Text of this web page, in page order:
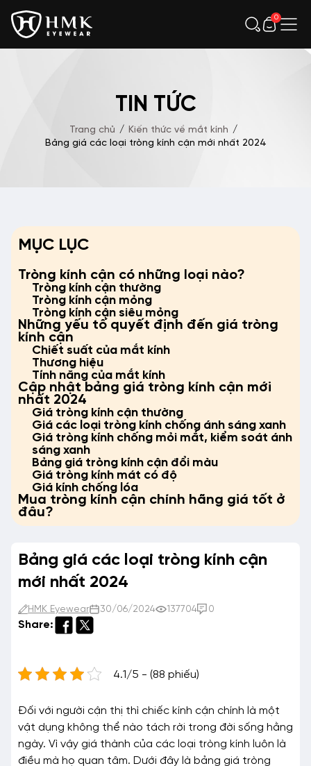
0
TIN TỨC
Trang chủ / Kiến thức về mắt kính /
Bảng giá các loại tròng kính cận mới nhất 2024
Bảng giá các loại tròng kính cận
mới nhất 2024
HMK Eyewear 30/06/2024 137704 0
Share:
4.1/5 - (88 phiếu)
Đối với người cận thị thì chiếc kính cận chính là một
vật dụng không thể nào tách rời trong đời sống hằng
ngày. Vì vậy giá thành của các loại tròng kính luôn là
điều mà họ quan tâm. Dưới đây là bảng giá tròng
MỤC LỤC
Tròng kính cận có những loại nào?
Tròng kính cận thường
Tròng kính cận mỏng
Tròng kính cận siêu mỏng
Những yếu tố quyết định đến giá tròng
kính cận
Chiết suất của mắt kính
Thương hiệu
Tính năng của mắt kính
Cập nhật bảng giá tròng kính cận mới
nhất 2024
Giá tròng kính cận thường
Giá các loại tròng kính chống ánh sáng xanh
Giá tròng kính chống mỏi mắt, kiểm soát ánh
sáng xanh
Bảng giá tròng kính cận đổi màu
Giá tròng kính mát có độ
Giá kính chống lóa
Mua tròng kính cận chính hãng giá tốt ở
đâu?